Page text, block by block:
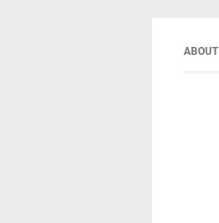
ABOUT